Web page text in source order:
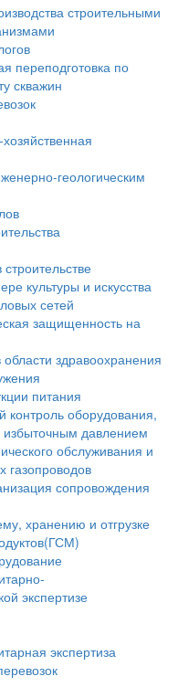
строительными
переподготовка по
скважин
геологическим
культуры и искусства
сетей
защищенность на
здравоохранения
питания
контроль оборудования,
давлением
обслуживания и
газопроводов
сопровождения
хранению и отгрузке
экспертизе
экспертиза